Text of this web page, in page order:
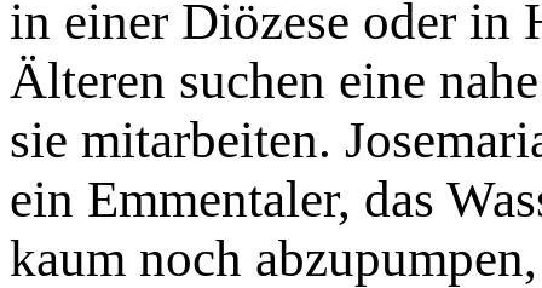
in einer Diözese oder in
Älteren suchen eine
sie mitarbeiten.
ein Emmentaler, das
kaum noch